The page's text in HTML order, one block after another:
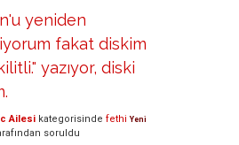
yeniden
fakat diskim
yazıyor, diski
Ailesi kategorisinde fethi Yeni
soruldu